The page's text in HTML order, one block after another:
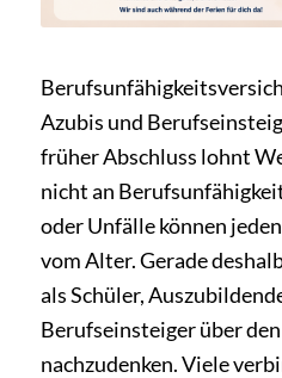
Azubis und
früher Abschluss lohnt
nicht an
oder Unfälle können
vom Alter. Gerade
als Schüler,
Berufseinsteiger über
nachzudenken. Viele